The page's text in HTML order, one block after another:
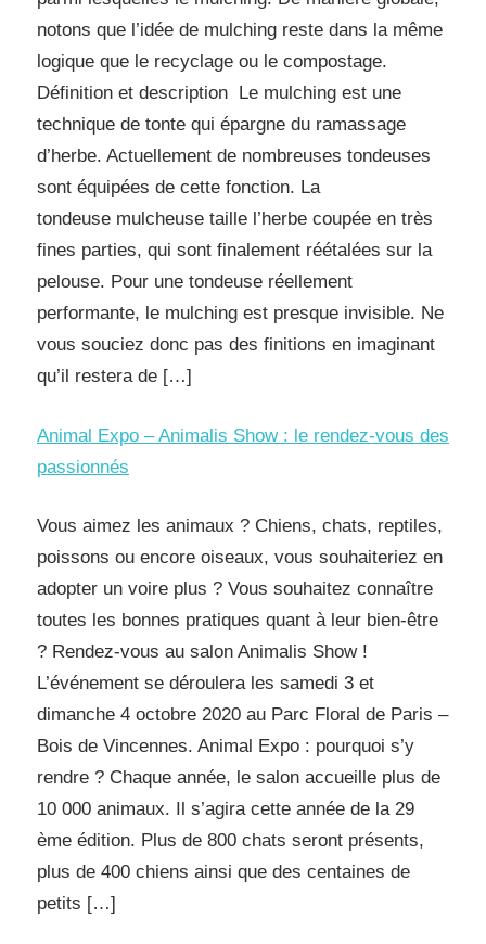
notons que l’idée de mulching reste dans la même
logique que le recyclage ou le compostage.
Définition et description Le mulching est une
technique de tonte qui épargne du ramassage
d’herbe. Actuellement de nombreuses tondeuses
sont équipées de cette fonction. La
tondeuse mulcheuse taille l’herbe coupée en très
fines parties, qui sont finalement réétalées sur la
pelouse. Pour une tondeuse réellement
performante, le mulching est presque invisible. Ne
vous souciez donc pas des finitions en imaginant
qu’il restera de […]
Animal Expo – Animalis Show : le rendez-vous des
passionnés
Vous aimez les animaux ? Chiens, chats, reptiles,
poissons ou encore oiseaux, vous souhaiteriez en
adopter un voire plus ? Vous souhaitez connaître
toutes les bonnes pratiques quant à leur bien-être
? Rendez-vous au salon Animalis Show !
L’événement se déroulera les samedi 3 et
dimanche 4 octobre 2020 au Parc Floral de Paris –
Bois de Vincennes. Animal Expo : pourquoi s’y
rendre ? Chaque année, le salon accueille plus de
10 000 animaux. Il s’agira cette année de la 29
ème édition. Plus de 800 chats seront présents,
plus de 400 chiens ainsi que des centaines de
petits […]